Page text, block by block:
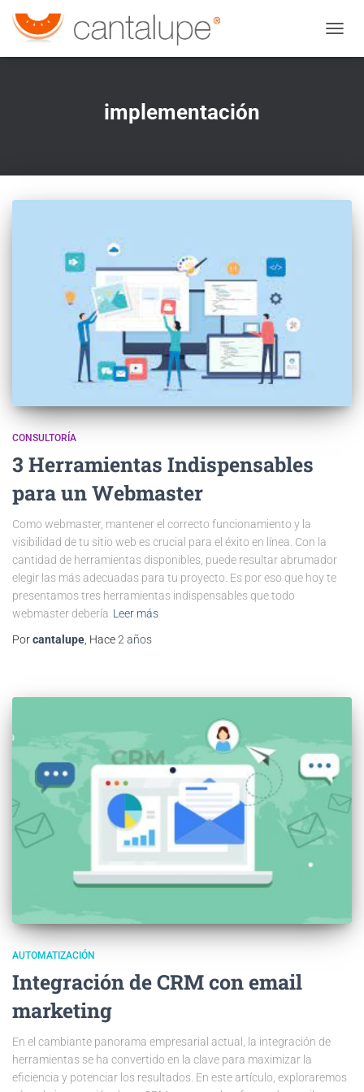
implementación
CONSULTORÍA
3 Herramientas Indispensables
para un Webmaster
Como webmaster, mantener el correcto funcionamiento y la
visibilidad de tu sitio web es crucial para el éxito en línea. Con la
cantidad de herramientas disponibles, puede resultar abrumador
elegir las más adecuadas para tu proyecto. Es por eso que hoy te
presentamos tres herramientas indispensables que todo
webmaster debería Leer más
Porcantalupe , Hace2 años
AUTOMATIZACIÓN
Integración de CRM con email
marketing
En el cambiante panorama empresarial actual, la integración de
herramientas se ha convertido en la clave para maximizar la
eficiencia y potenciar los resultados. En este artículo, exploraremos